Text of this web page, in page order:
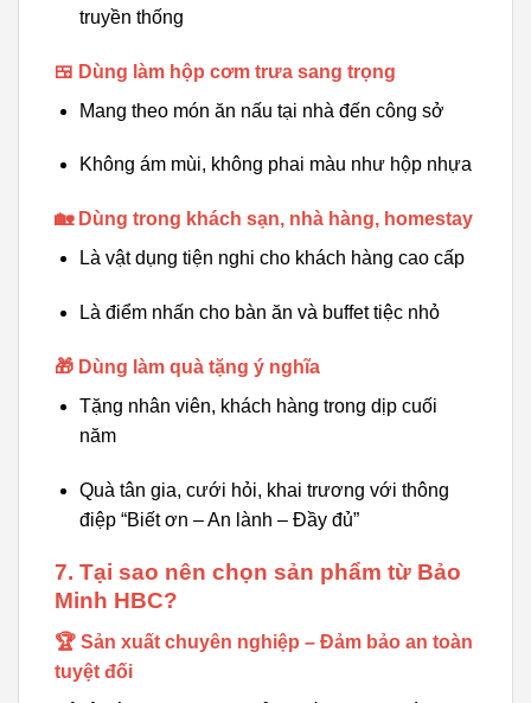
truyền thống
🍱 Dùng làm hộp cơm trưa sang trọng
Mang theo món ăn nấu tại nhà đến công sở
Không ám mùi, không phai màu như hộp nhựa
🏡 Dùng trong khách sạn, nhà hàng, homestay
Là vật dụng tiện nghi cho khách hàng cao cấp
Là điểm nhấn cho bàn ăn và buffet tiệc nhỏ
🎁 Dùng làm quà tặng ý nghĩa
Tặng nhân viên, khách hàng trong dịp cuối
năm
Quà tân gia, cưới hỏi, khai trương với thông
điệp “Biết ơn – An lành – Đầy đủ”
7. Tại sao nên chọn sản phẩm từ Bảo
Minh HBC?
🏆 Sản xuất chuyên nghiệp – Đảm bảo an toàn
tuyệt đối